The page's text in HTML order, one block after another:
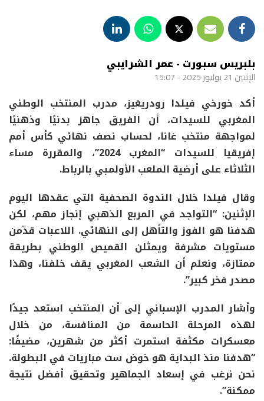
بلبريس سبورت - عمر الشرايبي
الإثنين 21 يوليوز 2025 - 15:07
أكد خورخي فيلدا رودريغيز، مدرب المنتخب الوطني
المغربي للسيدات، أن الفريق جاهز بدنيًا وذهنيًا
لمواجهة منتخب غانا، لحساب نصف نهائي كأس أمم
إفريقيا للسيدات “المغرب 2024”، والمقررة مساء
الثلاثاء على أرضية الملعب الأولمبي بالرباط.
وقال فيلدا خلال الندوة الصحفية التي عقدها اليوم
الإثنين: “التواجد في المربع الذهبي إنجاز مهم، لكن
هدفنا هو الفوز والتأهل إلى النهائي. اللاعبات قدّمن
مستويات مشرفة ويمثلن القميص الوطني بطريقة
ممتازة، ونعلم أن الشعب المغربي يقف خلفنا، وهذا
مصدر فخر كبير”.
وأشار المدرب الإسباني إلى أن المنتخب استعد جيدًا
لهذه المرحلة الحاسمة من المنافسة، من خلال
معسكرات مكثفة استمرت أكثر من شهرين، مضيفًا:
“هدفنا منذ البداية هو خوض ست مباريات في البطولة.
نحن نرغب في إسعاد الجماهير وتحقيق أفضل نتيجة
ممكنة”.